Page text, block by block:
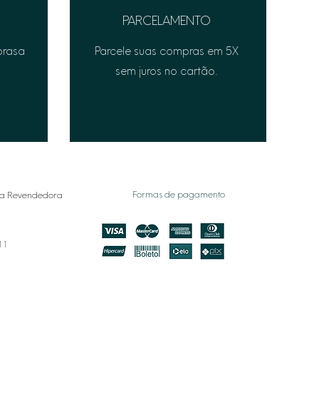
PARCELAMENTO
Parcele suas compras em 5X
sem juros no cartão.
Formas de pagamento
Revendedora